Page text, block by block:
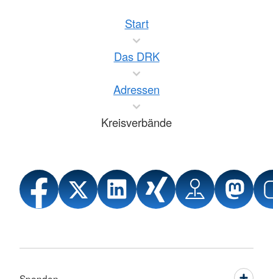
Start
Das DRK
Adressen
Kreisverbände